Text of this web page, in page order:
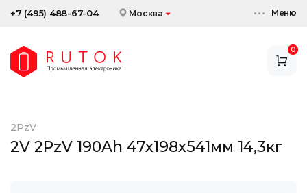
+7 (495) 488-67-04 Москва Меню
0
АККУМУЛЯТОРЫ
2PzV
2V 2PzV 190Ah 47x198x541мм 14,3кг